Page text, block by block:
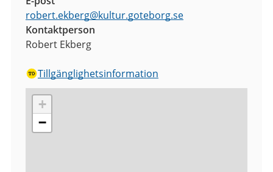
robert.ekberg@kultur.goteborg.se
Kontaktperson
Robert Ekberg
Tillgänglighetsinformation
+
−